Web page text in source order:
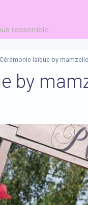
ressemble ...
Cérémonie laïque by
by